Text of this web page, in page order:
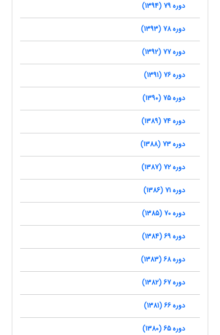
دوره 79 (1394)
دوره 78 (1393)
دوره 77 (1392)
دوره 76 (1391)
دوره 75 (1390)
دوره 74 (1389)
دوره 73 (1388)
دوره 72 (1387)
دوره 71 (1386)
دوره 70 (1385)
دوره 69 (1384)
دوره 68 (1383)
دوره 67 (1382)
دوره 66 (1381)
دوره 65 (1380)